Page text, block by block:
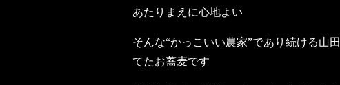
あたりまえに心地よい
そんな“かっこいい農家”であり続ける山
てたお蕎麦です